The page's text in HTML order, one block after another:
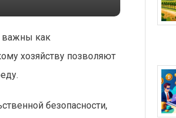
важны как
хозяйству позволяют
безопасности,